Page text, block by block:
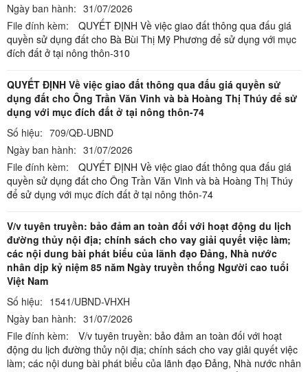
Ngày ban hành: 31/07/2026
File đính kèm:
QUYẾT ĐỊNH Về việc giao đất thông qua đấu giá
quyền sử dụng đất cho Bà Bùi Thị Mỹ Phương để sử dụng với mục
đích đất ở tại nông thôn-310
QUYẾT ĐỊNH Về việc giao đất thông qua đấu giá quyền sử
dụng đất cho Ông Trần Văn Vinh và bà Hoàng Thị Thúy để sử
dụng với mục đích đất ở tại nông thôn-74
Số hiệu: 709/QĐ-UBND
Ngày ban hành: 31/07/2026
File đính kèm:
QUYẾT ĐỊNH Về việc giao đất thông qua đấu giá
quyền sử dụng đất cho Ông Trần Văn Vinh và bà Hoàng Thị Thúy
để sử dụng với mục đích đất ở tại nông thôn-74
V/v tuyên truyền: bảo đảm an toàn đối với hoạt động du lịch
đường thủy nội địa; chính sách cho vay giải quyết việc làm;
các nội dung bài phát biểu của lãnh đạo Đảng, Nhà nước
nhân dịp kỷ niệm 85 năm Ngày truyền thống Người cao tuổi
Việt Nam
Số hiệu: 1541/UBND-VHXH
Ngày ban hành: 31/07/2026
File đính kèm:
V/v tuyên truyền: bảo đảm an toàn đối với hoạt
động du lịch đường thủy nội địa; chính sách cho vay giải quyết việc
làm; các nội dung bài phát biểu của lãnh đạo Đảng, Nhà nước nhân